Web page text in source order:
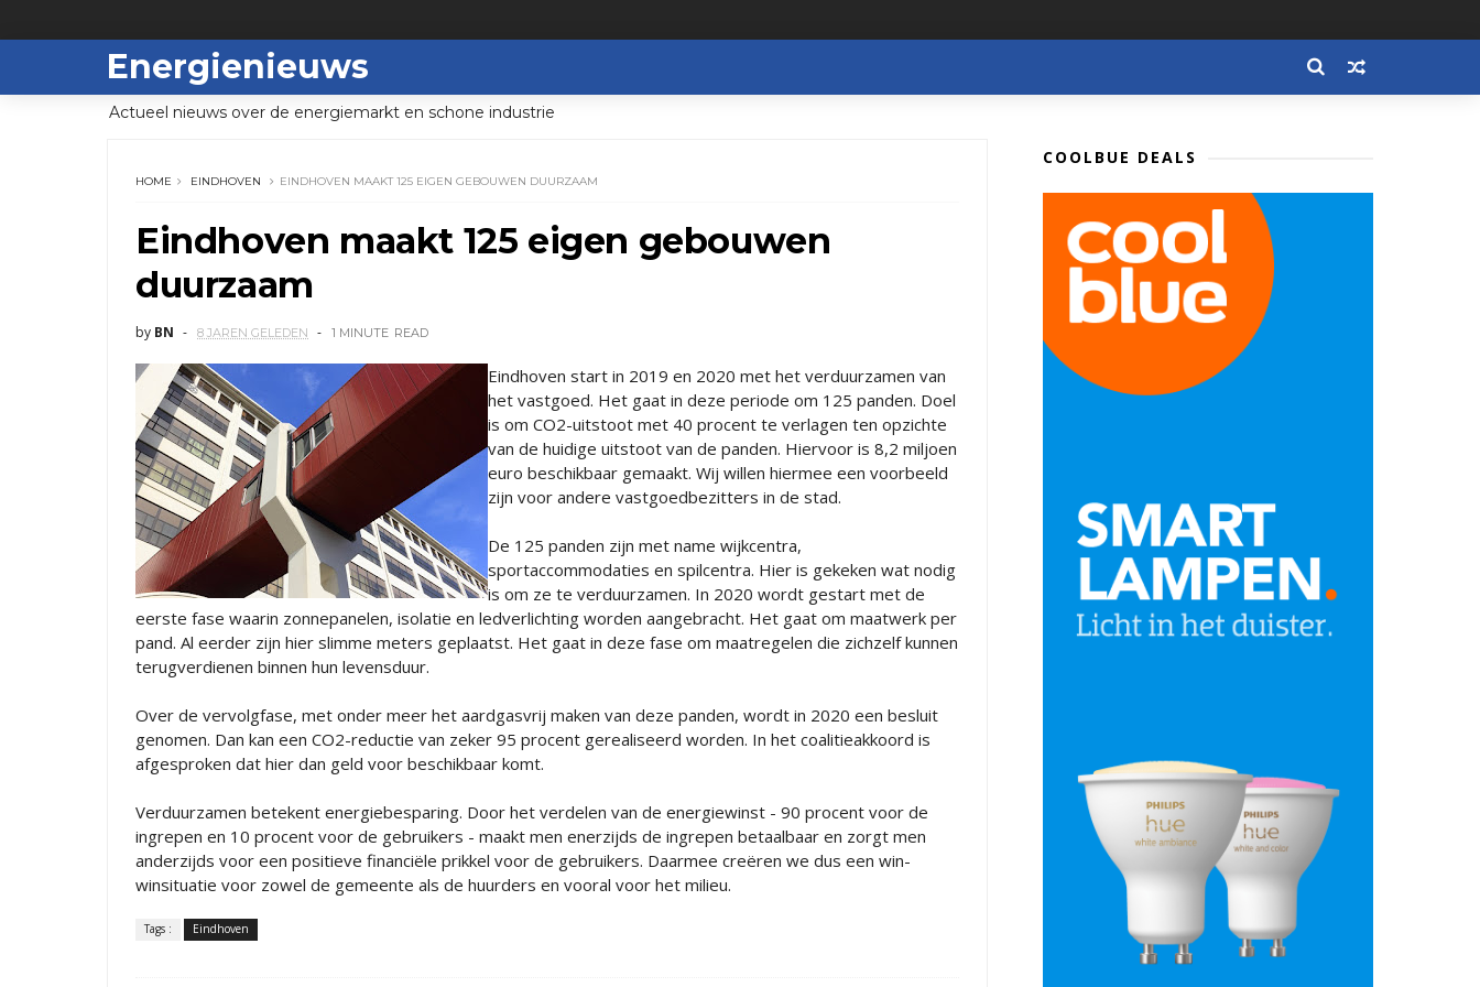
Energienieuws
Actueel nieuws over de energiemarkt en schone industrie
HOME EINDHOVEN EINDHOVEN MAAKT 125 EIGEN GEBOUWEN DUURZAAM
Eindhoven maakt 125 eigen gebouwen
duurzaam
by BN 8 JAREN GELEDEN 1 MINUTE READ
Eindhoven start in 2019 en 2020 met het verduurzamen van
het vastgoed. Het gaat in deze periode om 125 panden. Doel
is om CO2-uitstoot met 40 procent te verlagen ten opzichte
van de huidige uitstoot van de panden. Hiervoor is 8,2 miljoen
euro beschikbaar gemaakt. Wij willen hiermee een voorbeeld
zijn voor andere vastgoedbezitters in de stad.
De 125 panden zijn met name wijkcentra,
sportaccommodaties en spilcentra. Hier is gekeken wat nodig
is om ze te verduurzamen. In 2020 wordt gestart met de
eerste fase waarin zonnepanelen, isolatie en ledverlichting worden aangebracht. Het gaat om maatwerk per
pand. Al eerder zijn hier slimme meters geplaatst. Het gaat in deze fase om maatregelen die zichzelf kunnen
terugverdienen binnen hun levensduur.
Over de vervolgfase, met onder meer het aardgasvrij maken van deze panden, wordt in 2020 een besluit
genomen. Dan kan een CO2-reductie van zeker 95 procent gerealiseerd worden. In het coalitieakkoord is
afgesproken dat hier dan geld voor beschikbaar komt.
Verduurzamen betekent energiebesparing. Door het verdelen van de energiewinst - 90 procent voor de
ingrepen en 10 procent voor de gebruikers - maakt men enerzijds de ingrepen betaalbaar en zorgt men
anderzijds voor een positieve financiële prikkel voor de gebruikers. Daarmee creëren we dus een win-
winsituatie voor zowel de gemeente als de huurders en vooral voor het milieu.
Tags : Eindhoven
COOLBUE DEALS